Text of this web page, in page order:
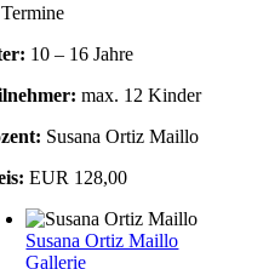
10 – 16 Jahre
max. 12 Kinder
Susana Ortiz Maillo
EUR 128,00
Susana Ortiz Maillo
Gallerie